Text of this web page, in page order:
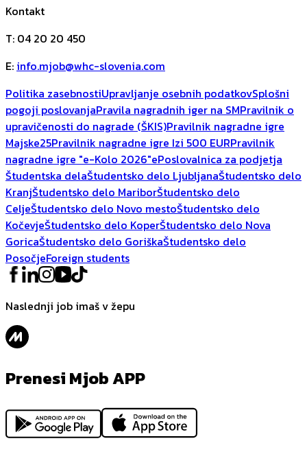
Kontakt
T: 04 20 20 450
E: info.mjob@whc-slovenia.com
Politika zasebnostiUpravljanje osebnih podatkovSplošni
pogoji poslovanjaPravila nagradnih iger na SMPravilnik o
upravičenosti do nagrade (ŠKIS)Pravilnik nagradne igre
Majske25Pravilnik nagradne igre Izi 500 EURPravilnik
nagradne igre "e-Kolo 2026"ePoslovalnica za podjetja
Študentska delaŠtudentsko delo LjubljanaŠtudentsko delo
KranjŠtudentsko delo MariborŠtudentsko delo
CeljeŠtudentsko delo Novo mestoŠtudentsko delo
KočevjeŠtudentsko delo KoperŠtudentsko delo Nova
GoricaŠtudentsko delo GoriškaŠtudentsko delo
PosočjeForeign students
Naslednji job imaš v žepu
Prenesi Mjob APP